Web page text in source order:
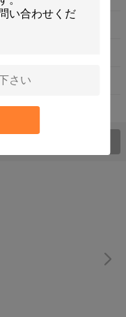
ーテンを率いて